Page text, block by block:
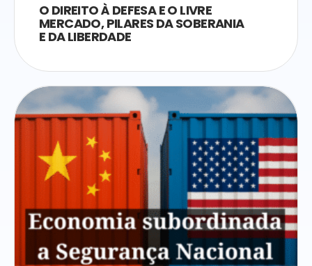
O DIREITO À DEFESA E O LIVRE
MERCADO, PILARES DA SOBERANIA
E DA LIBERDADE